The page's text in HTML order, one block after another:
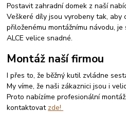
Postavit zahradní domek z naší
Veškeré díly jsou vyrobeny tak, aby
přiloženému montážnímu návodu,
ALCE velice snadné.
Montáž naší firmou
I přes to, že běžný kutil zvládne
My víme, že naši zákaznici jsou i
Proto nabízíme profesionální
kontaktovat zde!